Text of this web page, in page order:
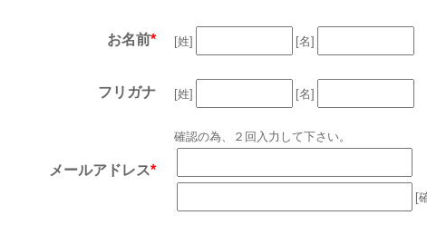
お名前* [姓] [名]
フリガナ [姓] [名]
メールアドレス*
確認の為、２回入力して下さい。
[